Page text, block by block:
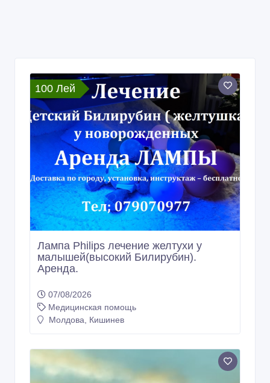
100 Лей
Лампа Philips лечение желтухи у
малышей(высокий Билирубин).
Аренда.
07/08/2026
Медицинская помощь
Молдова, Кишинев